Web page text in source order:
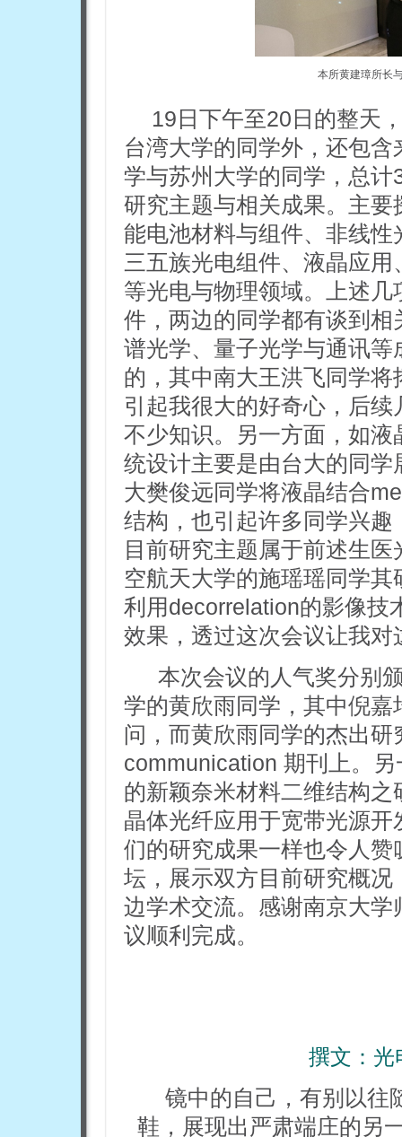
本所黄建璋所长
19日下午至20日的整天
台湾大学的同学外，还包
学与苏州大学的同学，总
研究主题与相关成果。主
能电池材料与组件、非线
三五族光电组件、液晶应
等光电与物理领域。上述
件，两边的同学都有谈到
谱光学、量子光学与通讯
的，其中南大王洪飞同学
引起我很大的好奇心，后
不少知识。另一方面，如
统设计主要是由台大的同
大樊俊远同学将液晶结合
结构，也引起许多同学兴
目前研究主题属于前述生
空航天大学的施瑶瑶同学
利用decorrelation的影像技
效果，透过这次会议让我
本次会议的人气奖分别
学的黄欣雨同学，其中倪
问，而黄欣雨同学的杰出
communication 期刊上。
的新颖奈米材料二维结构
晶体光纤应用于宽带光源
们的研究成果一样也令人
坛，展示双方目前研究概
边学术交流。感谢南京大
议顺利完成。
撰文： 光
镜中的自己，有别以往
鞋，展现出严肃端庄的另